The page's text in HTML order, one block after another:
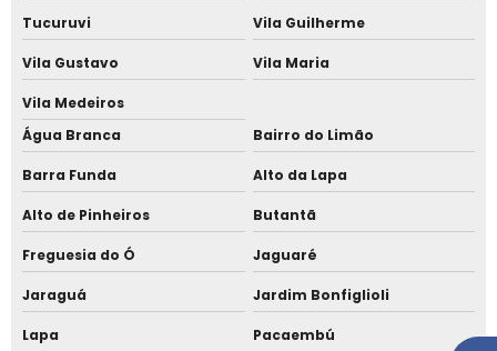
Empresa de telhado alto padrão Jardim Europa
Empresa de telhado em condomínio fechado
Empresa de telhado para casas de alto padrão
Empresa de telhado para casas de luxo em Alphaville
Instalação de cobertura para varanda
Tucuruvi Vila Guilherme
Vila Gustavo Vila Maria
Vila Medeiros
Água Branca
Bairro do Limão
Barra Funda Alto da Lapa
Alto de Pinheiros Butantã
Freguesia do Ó Jaguaré
Jaraguá Jardim Bonfiglioli
Lapa Pacaembú